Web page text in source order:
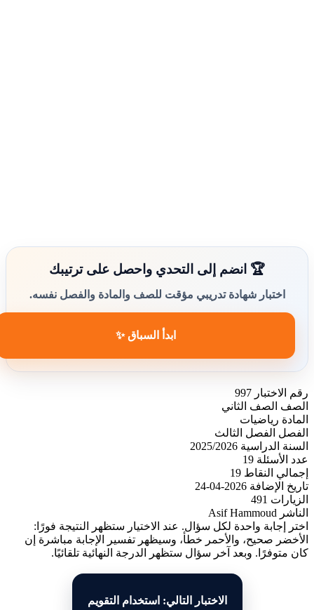
🏆 انضم إلى التحدي واحصل على ترتيبك
اختبار شهادة تدريبي مؤقت للصف والمادة والفصل نفسه.
ابدأ السباق ✨
رقم الاختبار 997
الصف
الصف الثاني
المادة رياضيات
الفصل
الفصل الثالث
السنة الدراسية 2025/2026
عدد الأسئلة 19
إجمالي النقاط 19
تاريخ الإضافة 2026-04-24
الزيارات
491
الناشر Asif Hammoud
اختر إجابة واحدة لكل سؤال. عند الاختيار ستظهر النتيجة فورًا:
الأخضر صحيح، والأحمر خطأ، وسيظهر تفسير الإجابة مباشرة إن
كان متوفرًا. وبعد آخر سؤال ستظهر الدرجة النهائية تلقائيًا.
الاختبار التالي: استخدام التقويم